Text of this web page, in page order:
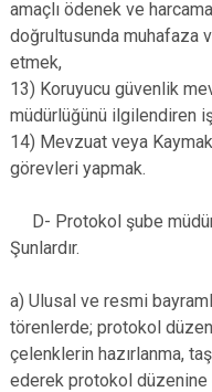
amaçlı ödenek ve
doğrultusunda muhafaza
etmek,
13) Koruyucu güvenlik
müdürlüğünü ilgilendiren
14) Mevzuat veya
görevleri yapmak.
D- Protokol şube
Şunlardır.
a) Ulusal ve resmi
törenlerde; protokol
çelenklerin hazırlanma,
ederek protokol düzenine